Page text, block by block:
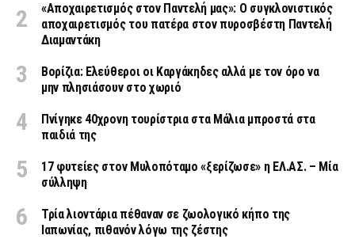
«Aποχαιρετισμός στον Παντελή μας»: Ο συγκλονιστικός
αποχαιρετισμός του πατέρα στον πυροσβέστη Παντελή
Διαμαντάκη
Βορίζια: Ελεύθεροι οι Καργάκηδες αλλά με τον όρο να
μην πλησιάσουν στο χωριό
Πνίγηκε 40χρονη τουρίστρια στα Μάλια μπροστά στα
παιδιά της
17 φυτείες στον Μυλοπόταμο «ξερίζωσε» η ΕΛ.ΑΣ. – Μία
σύλληψη
Τρία λιοντάρια πέθαναν σε ζωολογικό κήπο της
Ιαπωνίας, πιθανόν λόγω της ζέστης